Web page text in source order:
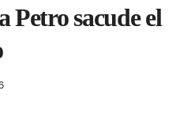
Petro sacude el